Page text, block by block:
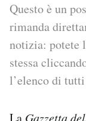
I MIEI
SHOP
CALENDARIO
Questo è un
rimanda
notizia: potete
stessa
l’elenco di
Gazzetta